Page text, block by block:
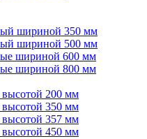
шириной 350 мм
шириной 500 мм
шириной 600 мм
шириной 800 мм
высотой 200 мм
высотой 350 мм
высотой 357 мм
высотой 450 мм